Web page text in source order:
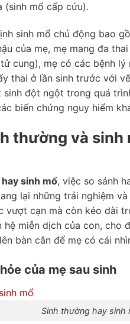
(sinh mổ cấp cứu).
sinh mổ chủ động bao
của mẹ, mẹ mang đa
cung), mẹ có các bệnh
thai ở lần sinh trước với
đột ngột trong quá
biến chứng nguy hiểm
thường và
sinh mổ, việc so sánh
lại những trải nghiệm
cạn mà còn kéo dài
miễn dịch của con,
bàn cân để mẹ có cái
của mẹ sau sinh
Sinh thường hay sinh